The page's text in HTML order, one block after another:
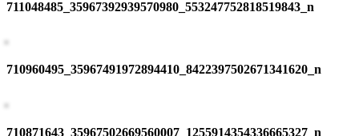
711048485_35967392939570980_553247752818519843_n
710960495_35967491972894410_8422397502671341620_n
710871643_35967502669560007_1255914354336665327_n